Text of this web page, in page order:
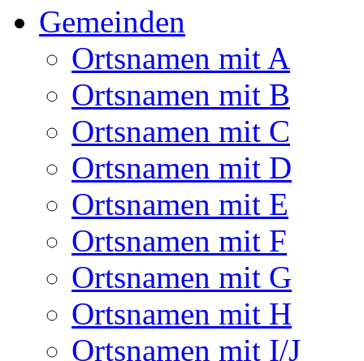
Gemeinden
Ortsnamen mit A
Ortsnamen mit B
Ortsnamen mit C
Ortsnamen mit D
Ortsnamen mit E
Ortsnamen mit F
Ortsnamen mit G
Ortsnamen mit H
Ortsnamen mit I/J